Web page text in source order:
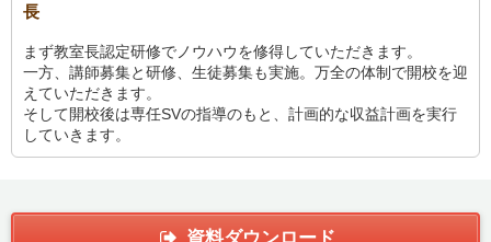
長
まず教室長認定研修でノウハウを修得していただきます。
一方、講師募集と研修、生徒募集も実施。万全の体制で開校を迎
えていただきます。
そして開校後は専任SVの指導のもと、計画的な収益計画を実行
していきます。